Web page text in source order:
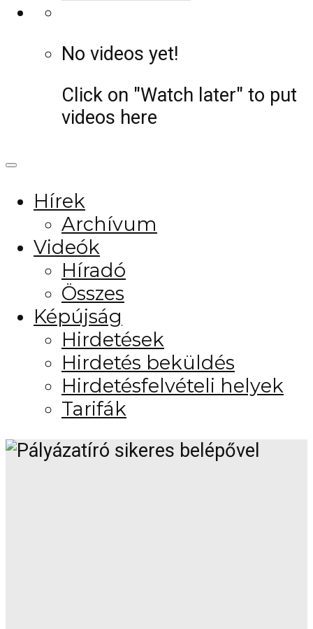
No videos yet!
Click on "Watch later" to put
videos here
Hírek
Archívum
Videók
Híradó
Összes
Képújság
Hirdetések
Hirdetés beküldés
Hirdetésfelvételi helyek
Tarifák